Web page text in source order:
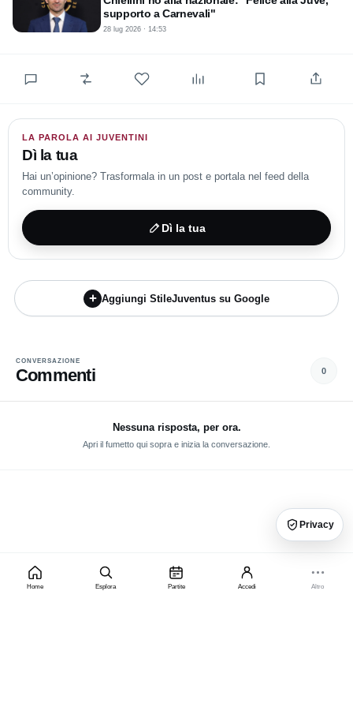
centravanti di riferimento per dare stabilità all'ambiente e gettare
solo l'ufficialità di un doppio rinnovo che garantirebbe continuità
supporto a Carnevali"
28 lug 2026 · 14:53
LA PAROLA AI JUVENTINI
Dì la tua
Hai un’opinione? Trasformala in un post e portala nel feed della
community.
Dì la tua
+ Aggiungi StileJuventus su Google
CONVERSAZIONE
Commenti 0
Nessuna risposta, per ora.
Apri il fumetto qui sopra e inizia la conversazione.
Home Esplora Partite Accedi Altro
Privacy